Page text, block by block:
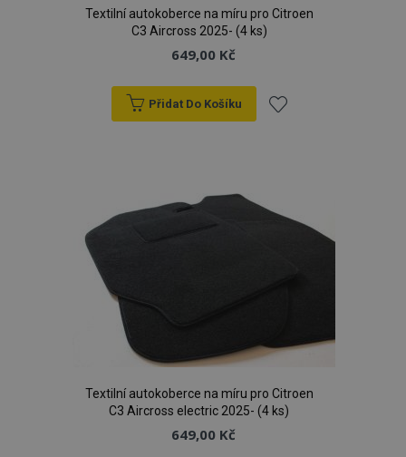
Textilní autokoberce na míru pro Citroen
C3 Aircross 2025- (4 ks)
649,00 Kč
Přidat Do Košíku
oblíbeným
Textilní autokoberce na míru pro Citroen
C3 Aircross electric 2025- (4 ks)
649,00 Kč